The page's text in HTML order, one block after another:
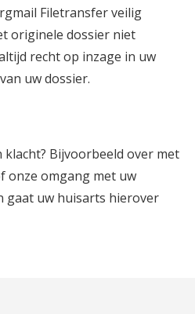
Filetransfer veilig
originele dossier niet
recht op inzage in uw
uw dossier.
Bijvoorbeeld over met
onze omgang met uw
gaat uw huisarts hierover